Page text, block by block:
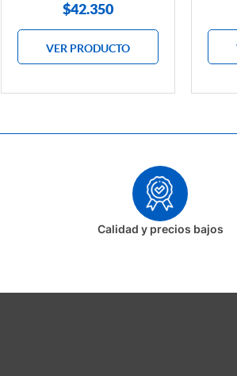
$42.350
VER PRODUCTO
Calidad y precios bajos